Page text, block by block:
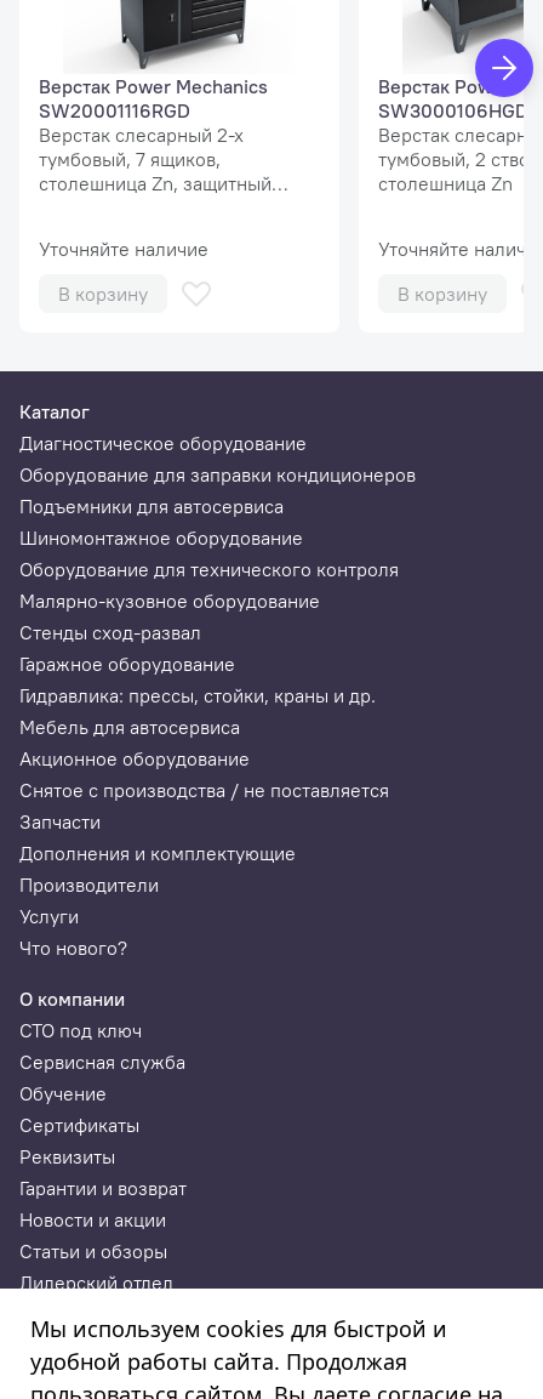
Верстак Power Mechanics
SW20001116RGD
Верстак слесарный 2-х
тумбовый, 7 ящиков,
столешница Zn, защитный
Уточняйте наличие
В корзину
Верстак Power
SW3000106HGD
Верстак
тумбовый, 2
столешница Zn
Уточняйте
В корзину
Каталог
Диагностическое оборудование
Оборудование для заправки кондиционеров
Подъемники для автосервиса
Шиномонтажное оборудование
Оборудование для технического контроля
Малярно-кузовное оборудование
Стенды сход-развал
Гаражное оборудование
Гидравлика: прессы, стойки, краны и др.
Мебель для автосервиса
Акционное оборудование
Снятое с производства / не поставляется
Запчасти
Дополнения и комплектующие
Производители
Услуги
Что нового?
О компании
СТО под ключ
Сервисная служба
Обучение
Сертификаты
Реквизиты
Гарантии и возврат
Новости и акции
Статьи и обзоры
Дилерский отдел
ИП Годунова Лариса Леонидовна
ИНН 532108772827, ОГРНИП 308532130300022, ОКПО
Мы используем cookies для быстрой и
удобной работы сайта. Продолжая